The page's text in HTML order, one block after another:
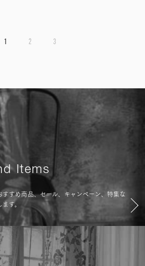
1 2 3
Items
すめ商品、セール、キャンペーン、特集な
す。